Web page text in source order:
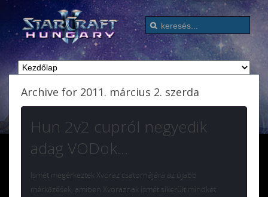
Archive for 2011. március 2. szerda
Hun 2v2 cupról negyedik
adag VODok…
Ismét megérkeztek Xvoraz csatornájára az újabb
mérkőzések, amiben Xvoraznak ismét sikerült mindkét